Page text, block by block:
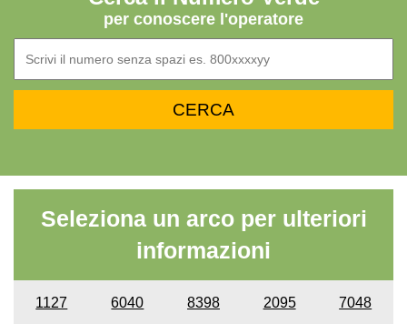
per conoscere l'operatore
Seleziona un arco per ulteriori
informazioni
1127 6040 8398 2095 7048